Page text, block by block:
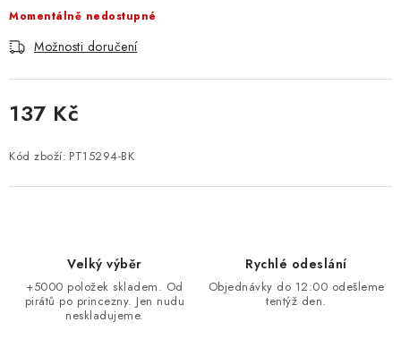
Momentálně nedostupné
Možnosti doručení
137 Kč
Kód zboží: PT15294-BK
Velký výběr
+5000 položek skladem. Od
pirátů po princezny. Jen nudu
neskladujeme.
Rychlé odeslání
Objednávky do 12:00 odešleme
tentýž den.